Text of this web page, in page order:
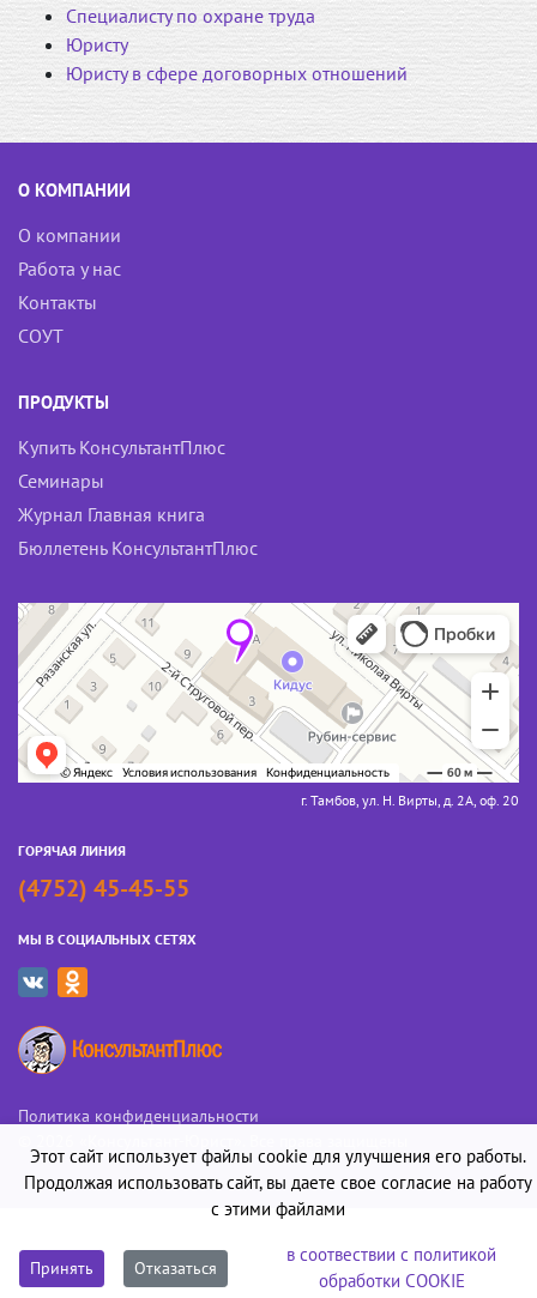
Специалисту по охране труда
Юристу
Юристу в сфере договорных отношений
О КОМПАНИИ
О компании
Работа у нас
Контакты
СОУТ
ПРОДУКТЫ
Купить КонсультантПлюс
Семинары
Журнал Главная книга
Бюллетень КонсультантПлюс
г. Тамбов, ул. Н. Вирты, д. 2А, оф. 20
ГОРЯЧАЯ ЛИНИЯ
(4752) 45-45-55
МЫ В СОЦИАЛЬНЫХ СЕТЯХ
Политика конфиденциальности
Этот сайт использует файлы cookie для улучшения его работы.
Продолжая использовать сайт, вы даете свое согласие на работу
с этими файлами
Принять Отказаться
в соотвествии с политикой
обработки COOKIE